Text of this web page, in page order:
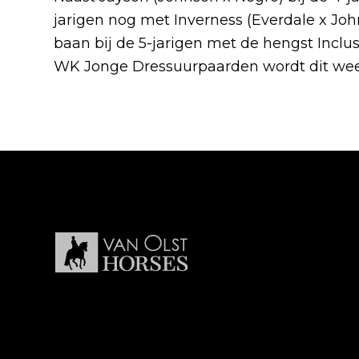
jarigen nog met Inverness (Everdale x
baan bij de 5-jarigen met de hengst
WK Jonge Dressuurpaarden wordt dit